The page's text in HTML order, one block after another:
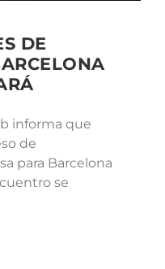
DE
informa que
de
para Barcelona
se